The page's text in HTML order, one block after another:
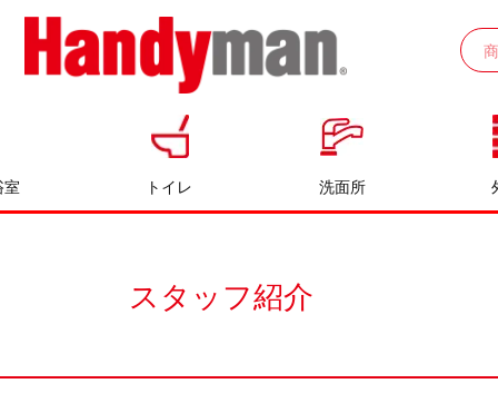
お風呂やキッチンのリフォームならハン
室 トイレ 洗面所
スタッフ紹介